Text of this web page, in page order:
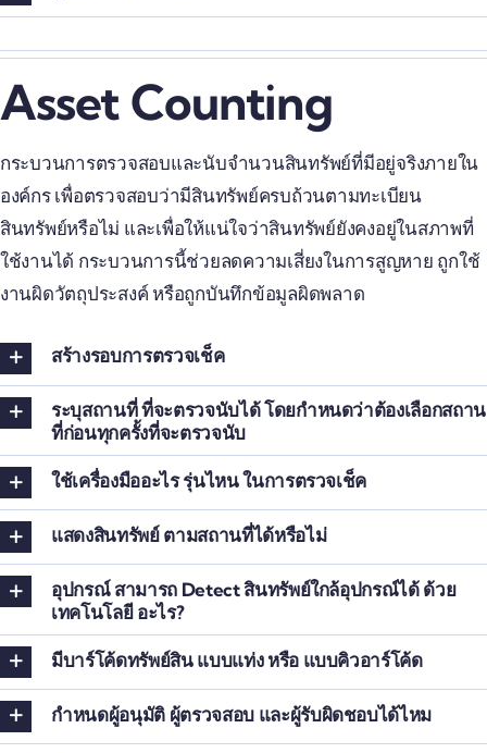
Asset Counting
กระบวนการตรวจสอบและนับจำนวนสินทรัพย์ที่มีอยู่จริงภายใน
องค์กร เพื่อตรวจสอบว่ามีสินทรัพย์ครบถ้วนตามทะเบียน
สินทรัพย์หรือไม่ และเพื่อให้แน่ใจว่าสินทรัพย์ยังคงอยู่ในสภาพที่
ใช้งานได้ กระบวนการนี้ช่วยลดความเสี่ยงในการสูญหาย ถูกใช้
งานผิดวัตถุประสงค์ หรือถูกบันทึกข้อมูลผิดพลาด
สร้างรอบการตรวจเช็ค
ระบุสถานที่ ที่จะตรวจนับได้ โดยกำหนดว่าต้องเลือกสถาน
ที่ก่อนทุกครั้งที่จะตรวจนับ
ใช้เครื่องมืออะไร รุ่นไหน ในการตรวจเช็ค
แสดงสินทรัพย์ ตามสถานที่ได้หรือไม่
อุปกรณ์ สามารถ Detect สินทรัพย์ใกล้อุปกรณ์ได้ ด้วย
เทคโนโลยี อะไร?
มีบาร์โค้ดทรัพย์สิน แบบแท่ง หรือ แบบคิวอาร์โค้ด
กำหนดผู้อนุมัติ ผู้ตรวจสอบ และผู้รับผิดชอบได้ไหม